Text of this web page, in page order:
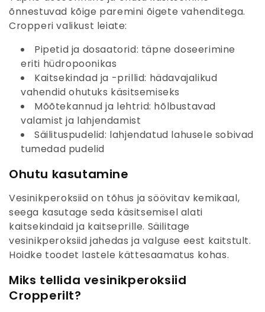
õnnestuvad kõige paremini õigete vahenditega.
Cropperi valikust leiate:
Pipetid ja dosaatorid: täpne doseerimine
eriti hüdropoonikas
Kaitsekindad ja -prillid: hädavajalikud
vahendid ohutuks käsitsemiseks
Mõõtekannud ja lehtrid: hõlbustavad
valamist ja lahjendamist
Säilituspudelid: lahjendatud lahusele sobivad
tumedad pudelid
Ohutu kasutamine
Vesinikperoksiid on tõhus ja söövitav kemikaal,
seega kasutage seda käsitsemisel alati
kaitsekindaid ja kaitseprille. Säilitage
vesinikperoksiid jahedas ja valguse eest kaitstult.
Hoidke toodet lastele kättesaamatus kohas.
Miks tellida vesinikperoksiid
Cropperilt?